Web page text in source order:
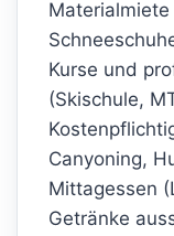
Kurse und
(Skischule,
Canyoning,
Mittagessen
Getränke